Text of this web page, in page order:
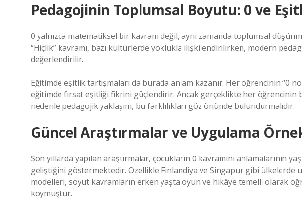
Pedagojinin Toplumsal Boyutu: 0 ve
0 yalnızca matematiksel bir kavram değil, aynı zamanda toplumsal
“Hiçlik” kavramı, bazı kültürlerde yoklukla ilişkilendirilirken, modern
değerlendirilir.
Eğitimde eşitlik tartışmaları da burada anlam kazanır. Her öğrencinin “0
eğitimde fırsat eşitliği fikrini güçlendirir. Ancak gerçeklikte her öğrencinin
nedenle pedagojik yaklaşım, bu farklılıkları göz önünde bulundurmalıdır.
Güncel Araştırmalar ve Uygulama
Son yıllarda yapılan araştırmalar, çocukların 0 kavramını anlamalarının
geliştiğini göstermektedir. Özellikle Finlandiya ve Singapur gibi ülkelerde
modelleri, soyut kavramların erken yaşta oyun ve hikâye temelli olarak
koymuştur.